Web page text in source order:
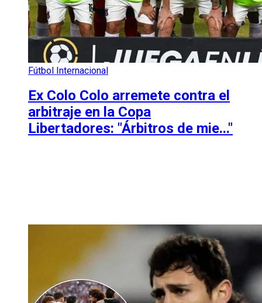
Fútbol Internacional
Ex Colo Colo arremete contra el
arbitraje en la Copa
Libertadores: "Árbitros de mie..."